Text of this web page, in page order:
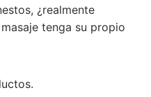
¿realmente
tenga su propio